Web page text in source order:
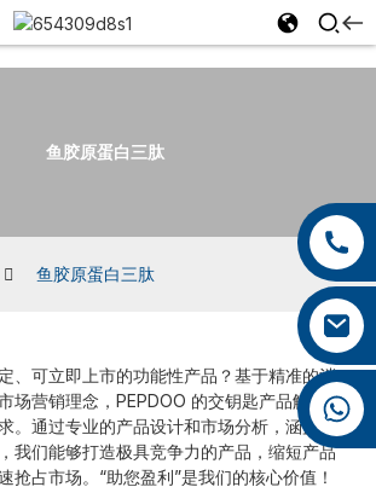
+86 13959222339
+86 0592 5599526
+86 18965423693
鱼胶原蛋白三肽
鱼胶原蛋白三肽
、可立即上市的功能性产品？基于精准的消
场营销理念，PEPDOO 的交钥匙产品解决方
。通过专业的产品设计和市场分析，涵盖剂
我们能够打造极具竞争力的产品，缩短产品
抢占市场。“助您盈利”是我们的核心价值！